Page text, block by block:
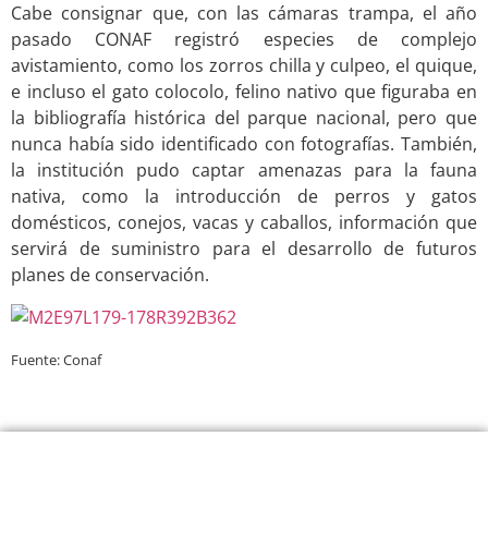
Cabe consignar que, con las cámaras trampa, el año
pasado CONAF registró especies de complejo
avistamiento, como los zorros chilla y culpeo, el quique,
e incluso el gato colocolo, felino nativo que figuraba en
la bibliografía histórica del parque nacional, pero que
nunca había sido identificado con fotografías. También,
la institución pudo captar amenazas para la fauna
nativa, como la introducción de perros y gatos
domésticos, conejos, vacas y caballos, información que
servirá de suministro para el desarrollo de futuros
planes de conservación.
Fuente: Conaf